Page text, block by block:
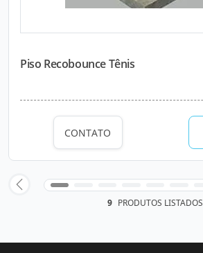
Piso Recobounce Tênis
CONTATO
9 PRODUTOS LISTADOS